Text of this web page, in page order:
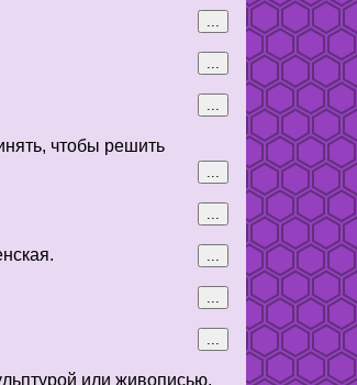
...
...
...
чтобы решить
...
...
...
...
...
или живописью.